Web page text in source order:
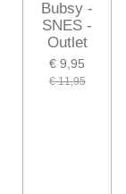
Bubsy -
SNES -
Outlet
€ 9,95
€ 11,95